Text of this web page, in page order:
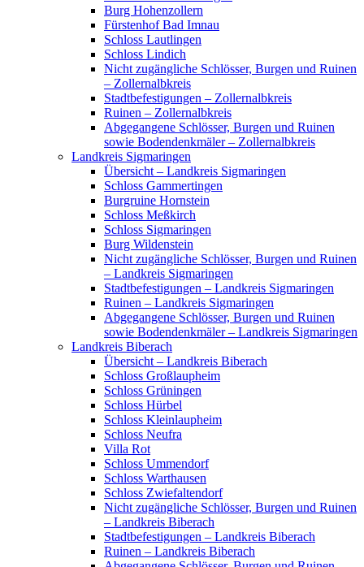
Burg Hohenzollern
Fürstenhof Bad Imnau
Schloss Lautlingen
Schloss Lindich
Nicht zugängliche Schlösser, Burgen und Ruinen
– Zollernalbkreis
Stadtbefestigungen – Zollernalbkreis
Ruinen – Zollernalbkreis
Abgegangene Schlösser, Burgen und Ruinen
sowie Bodendenkmäler – Zollernalbkreis
Landkreis Sigmaringen
Übersicht – Landkreis Sigmaringen
Schloss Gammertingen
Burgruine Hornstein
Schloss Meßkirch
Schloss Sigmaringen
Burg Wildenstein
Nicht zugängliche Schlösser, Burgen und Ruinen
– Landkreis Sigmaringen
Stadtbefestigungen – Landkreis Sigmaringen
Ruinen – Landkreis Sigmaringen
Abgegangene Schlösser, Burgen und Ruinen
sowie Bodendenkmäler – Landkreis Sigmaringen
Landkreis Biberach
Übersicht – Landkreis Biberach
Schloss Großlaupheim
Schloss Grüningen
Schloss Hürbel
Schloss Kleinlaupheim
Schloss Neufra
Villa Rot
Schloss Ummendorf
Schloss Warthausen
Schloss Zwiefaltendorf
Nicht zugängliche Schlösser, Burgen und Ruinen
– Landkreis Biberach
Stadtbefestigungen – Landkreis Biberach
Ruinen – Landkreis Biberach